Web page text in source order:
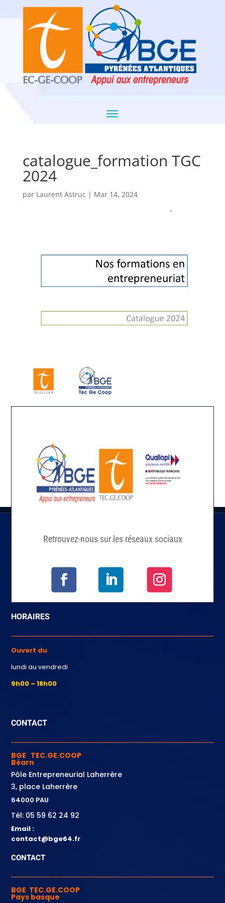
catalogue_formation TGC
2024
par Laurent Astruc | Mar 14, 2024
Retrouvez-nous sur les réseaux sociaux
HORAIRES
Ouvert du
lundi au vendredi
9h00 – 18h00
CONTACT
BGE TEC.GE.COOP
Béarn
Pôle Entrepreneurial Laherrère
3, place Laherrère
64000 PAU
Tél: 05 59 62 24 92
Email :
contact@bge64.fr
CONTACT
BGE TEC.GE.COOP
Pays basque